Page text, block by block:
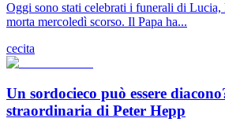
Oggi sono stati celebrati i funerali di
morta mercoledì scorso. Il Papa ha...
cecita
Un sordocieco può essere
straordinaria di Peter Hepp